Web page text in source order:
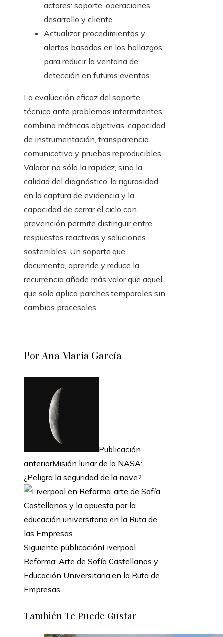
actores: soporte, operaciones,
desarrollo y cliente.
Actualizar procedimientos y
alertas basadas en los hallazgos
para reducir la ventana de
detección en futuros eventos.
La evaluación eficaz del soporte
técnico ante problemas intermitentes
combina métricas objetivas, capacidad
de instrumentación, transparencia
comunicativa y pruebas reproducibles.
Valorar no sólo la rapidez, sino la
calidad del diagnóstico, la rigurosidad
en la captura de evidencia y la
capacidad de cerrar el ciclo con
prevención permite distinguir entre
respuestas reactivas y soluciones
sostenibles. Un soporte que
documenta, aprende y reduce la
recurrencia añade más valor que aquel
que solo aplica parches temporales sin
cambios procesales.
Por Ana María García
Publicación
anteriorMisión lunar de la NASA:
¿Peligra la seguridad de la nave?
Siguiente publicaciónLiverpool
Reforma: Arte de Sofía Castellanos y
Educación Universitaria en la Ruta de
Empresas
También Te Puede Gustar